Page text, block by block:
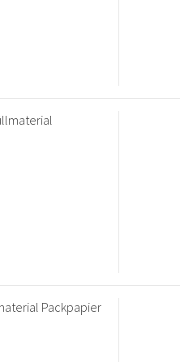
Packpapier